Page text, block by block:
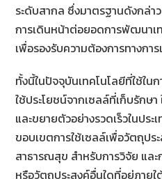
ระดับสากล ซึ่งมาตรฐานดังกล่
การเดินหน้าต่อยอดการพัฒนาเ
เพื่อรองรับความต้องการทางก
ทั้งนี้ในปัจจุบันเทคโนโลยีที่ใช้ใน
ใช้ประโยชน์จากเซลล์ที่เก็บรักษ
และขยายตัวอย่างรวดเร็วในปร
ขอบเขตการใช้เซลล์เพื่อวัตถุป
สาธารณสุข สำหรับการวิจัย แ
หรือวัตถุประสงค์อื่นใดที่อยู่ภาย